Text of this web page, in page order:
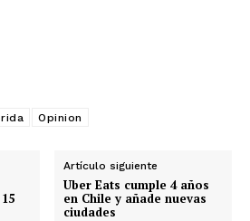
Opinion
Artículo siguiente
Uber Eats cumple 4 años
en Chile y añade nuevas
ciudades